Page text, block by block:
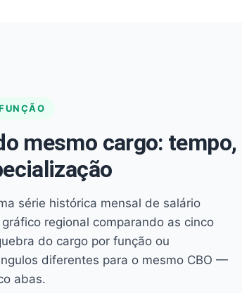
mesmo cargo: tempo,
série histórica mensal de salário
regional comparando as cinco
do cargo por função ou
diferentes para o mesmo CBO —
abas.